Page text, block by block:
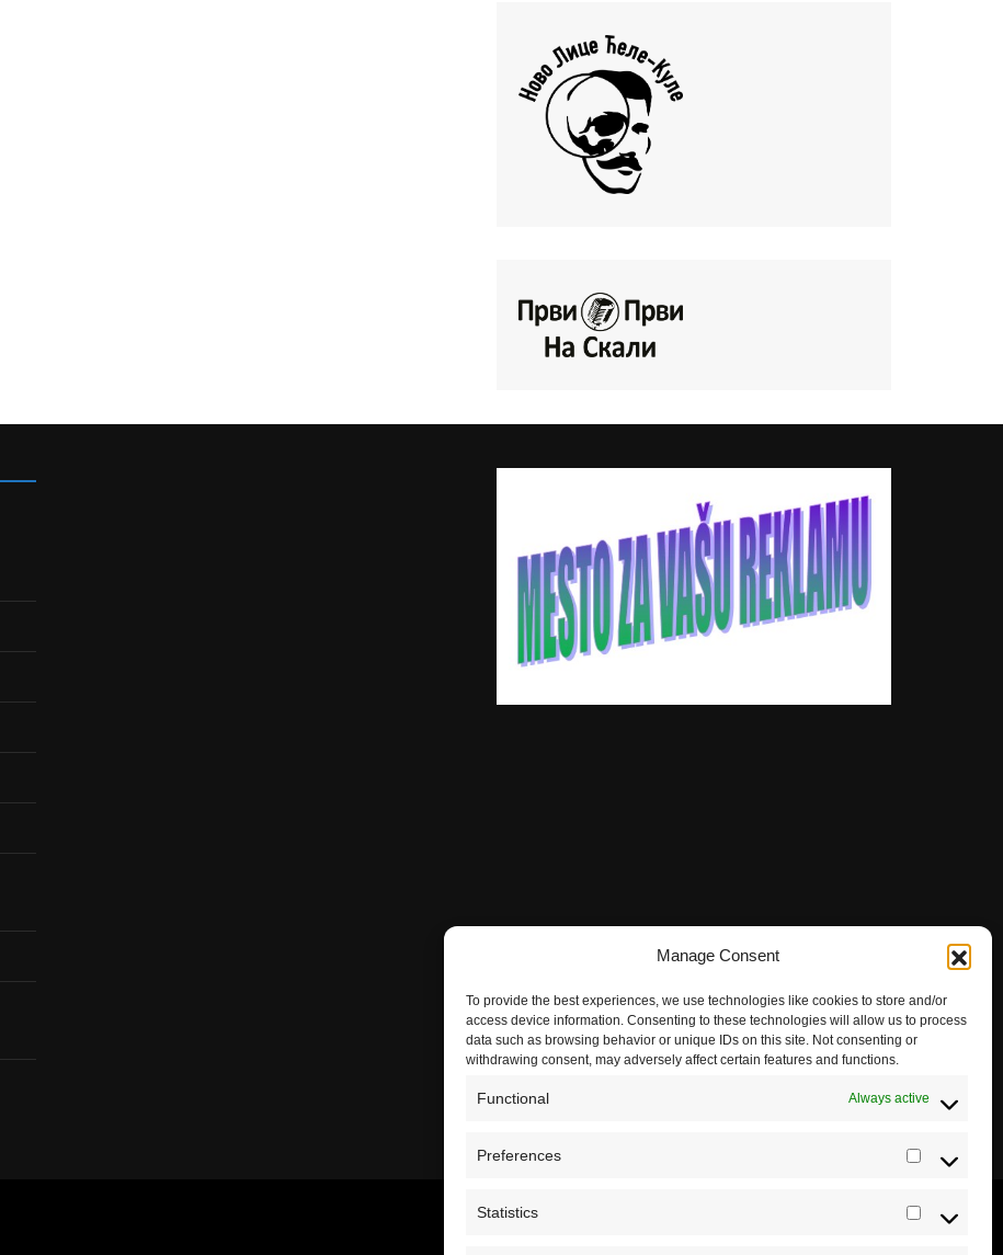
Manage Consent
To provide the best experiences, we use technologies like cookies to store and/or
access device information. Consenting to these technologies will allow us to process
data such as browsing behavior or unique IDs on this site. Not consenting or
withdrawing consent, may adversely affect certain features and functions.
Functional Always active
Preferences
Statistics Statistics